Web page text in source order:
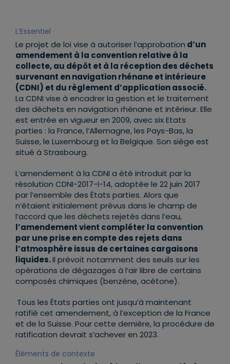
L’Essentiel
Le projet de loi vise à autoriser l’approbation d’un
amendement à la convention relative à la
collecte, au dépôt et à la réception des déchets
survenant en navigation rhénane et intérieure
(CDNI) et du règlement d’application associé.
La CDNI vise à encadrer la gestion et le traitement
des déchets en navigation rhénane et intérieur. Elle
est entrée en vigueur en 2009, avec six Etats
parties : la France, l’Allemagne, les Pays-Bas, la
Suisse, le Luxembourg et la Belgique. Son siège est
situé à Strasbourg.
L’amendement à la CDNI a été introduit par la
résolution CDNI-2017-I-14, adoptée le 22 juin 2017
par l’ensemble des États parties. Alors que
n’étaient initialement prévus dans le champ de
l’accord que les déchets rejetés dans l’eau,
l’amendement vient compléter la convention
par une prise en compte des rejets dans
l’atmosphère issus de certaines cargaisons
liquides.Il prévoit notamment des seuils sur les
opérations de dégazages à l’air libre de certains
composés chimiques (benzène, acétone).
Tous les États parties ont jusqu’à maintenant
ratifié cet amendement, à l’exception de la France
et de la Suisse. Pour cette dernière, la procédure de
ratification devrait s’achever en 2023.
Éléments de contexte